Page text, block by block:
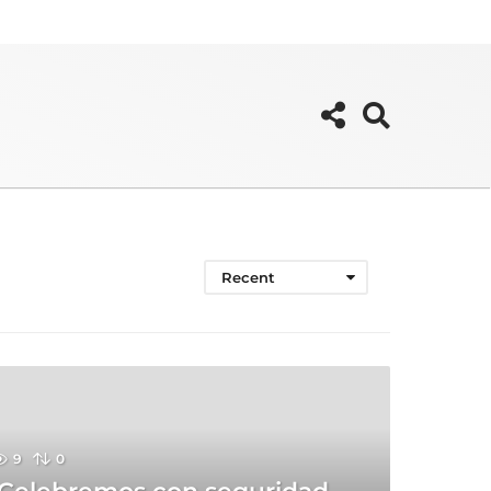
Recent
9 0